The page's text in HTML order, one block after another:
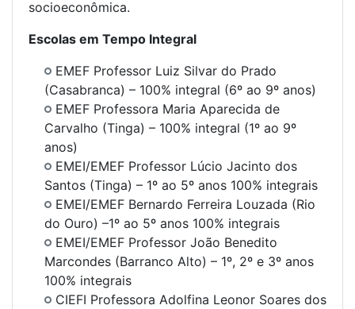
socioeconômica.
Escolas em Tempo Integral
EMEF Professor Luiz Silvar do Prado
(Casabranca) – 100% integral (6º ao 9º anos)
EMEF Professora Maria Aparecida de
Carvalho (Tinga) – 100% integral (1º ao 9º
anos)
EMEI/EMEF Professor Lúcio Jacinto dos
Santos (Tinga) – 1º ao 5º anos 100% integrais
EMEI/EMEF Bernardo Ferreira Louzada (Rio
do Ouro) –1º ao 5º anos 100% integrais
EMEI/EMEF Professor João Benedito
Marcondes (Barranco Alto) – 1º, 2º e 3º anos
100% integrais
CIEFI Professora Adolfina Leonor Soares dos